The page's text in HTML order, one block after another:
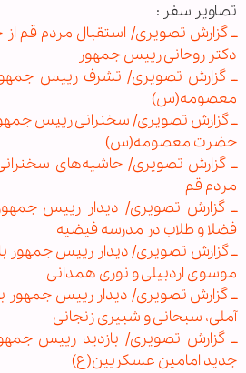
تصاویر سفر :
ــ گزارش تصویری/ استقبال مردم قم
دکتر روحانی رییس جمهور
ــ گزارش تصویری/ تشرف رییس
معصومه(س)
ــ گزارش تصویری/ سخنرانی رییس
حضرت معصومه(س)
ــ گزارش تصویری/ حاشیه‌های
مردم قم
ــ گزارش تصویری/ دیدار رییس
فضلا و طلاب در مدرسه فیضیه
ــ گزارش تصویری/ دیدار رییس جمهور
موسوی اردبیلی و نوری همدانی
ــ گزارش تصویری/ دیدار رییس جمهور
آملی، سبحانی و شبیری زنجانی
ــ گزارش تصویری/ بازدید رییس
جدید امامین عسکریین(ع)